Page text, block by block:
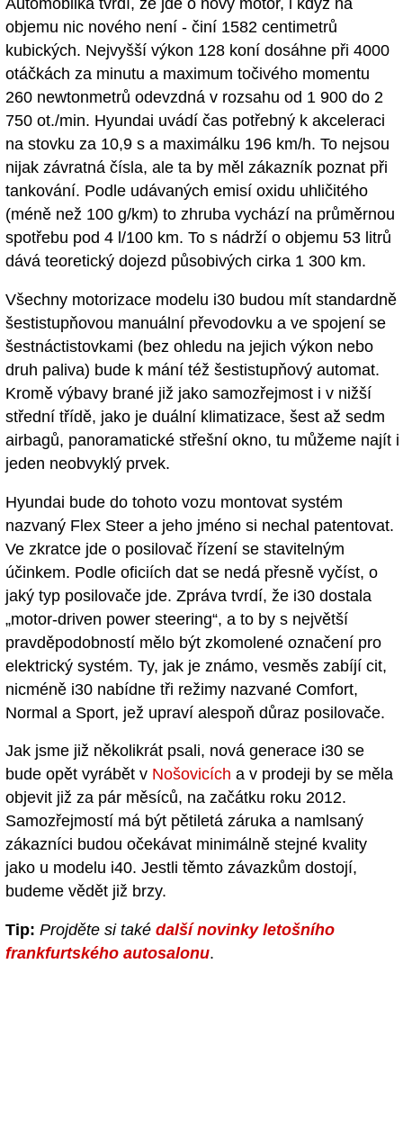
Automobilka tvrdí, že jde o nový motor, i když na
objemu nic nového není - činí 1582 centimetrů
kubických. Nejvyšší výkon 128 koní dosáhne při 4000
otáčkách za minutu a maximum točivého momentu
260 newtonmetrů odevzdná v rozsahu od 1 900 do 2
750 ot./min. Hyundai uvádí čas potřebný k akceleraci
na stovku za 10,9 s a maximálku 196 km/h. To nejsou
nijak závratná čísla, ale ta by měl zákazník poznat při
tankování. Podle udávaných emisí oxidu uhličitého
(méně než 100 g/km) to zhruba vychází na průměrnou
spotřebu pod 4 l/100 km. To s nádrží o objemu 53 litrů
dává teoretický dojezd působivých cirka 1 300 km.
Všechny motorizace modelu i30 budou mít standardně
šestistupňovou manuální převodovku a ve spojení se
šestnáctistovkami (bez ohledu na jejich výkon nebo
druh paliva) bude k mání též šestistupňový automat.
Kromě výbavy brané již jako samozřejmost i v nižší
střední třídě, jako je duální klimatizace, šest až sedm
airbagů, panoramatické střešní okno, tu můžeme najít i
jeden neobvyklý prvek.
Hyundai bude do tohoto vozu montovat systém
nazvaný Flex Steer a jeho jméno si nechal patentovat.
Ve zkratce jde o posilovač řízení se stavitelným
účinkem. Podle oficiích dat se nedá přesně vyčíst, o
jaký typ posilovače jde. Zpráva tvrdí, že i30 dostala
„motor-driven power steering“, a to by s největší
pravděpodobností mělo být zkomolené označení pro
elektrický systém. Ty, jak je známo, vesměs zabíjí cit,
nicméně i30 nabídne tři režimy nazvané Comfort,
Normal a Sport, jež upraví alespoň důraz posilovače.
Jak jsme již několikrát psali, nová generace i30 se
bude opět vyrábět v Nošovicích a v prodeji by se měla
objevit již za pár měsíců, na začátku roku 2012.
Samozřejmostí má být pětiletá záruka a namlsaný
zákazníci budou očekávat minimálně stejné kvality
jako u modelu i40. Jestli těmto závazkům dostojí,
budeme vědět již brzy.
Tip: Projděte si také další novinky letošního
frankfurtského autosalonu.